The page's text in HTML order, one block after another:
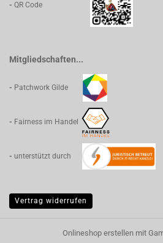
- QR Code
Mitgliedschaften...
- Patchwork Gilde
- Fairness im Handel
- unterstützt durch
Vertrag widerrufen
Onlineshop erstellenmit